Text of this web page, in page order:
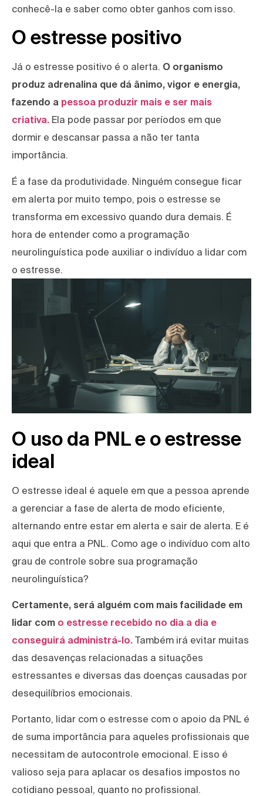
conhecê-la e saber como obter ganhos com isso.
O estresse positivo
Já o estresse positivo é o alerta. O organismo
produz adrenalina que dá ânimo, vigor e energia,
fazendo a pessoa produzir mais e ser mais
criativa. Ela pode passar por períodos em que
dormir e descansar passa a não ter tanta
importância.
É a fase da produtividade. Ninguém consegue ficar
em alerta por muito tempo, pois o estresse se
transforma em excessivo quando dura demais. É
hora de entender como a programação
neurolinguística pode auxiliar o indivíduo a lidar com
o estresse.
O uso da PNL e o estresse
ideal
O estresse ideal é aquele em que a pessoa aprende
a gerenciar a fase de alerta de modo eficiente,
alternando entre estar em alerta e sair de alerta. E é
aqui que entra a PNL. Como age o indivíduo com alto
grau de controle sobre sua programação
neurolinguística?
Certamente, será alguém com mais facilidade em
lidar com o estresse recebido no dia a dia e
conseguirá administrá-lo. Também irá evitar muitas
das desavenças relacionadas a situações
estressantes e diversas das doenças causadas por
desequilíbrios emocionais.
Portanto, lidar com o estresse com o apoio da PNL é
de suma importância para aqueles profissionais que
necessitam de autocontrole emocional. E isso é
valioso seja para aplacar os desafios impostos no
cotidiano pessoal, quanto no profissional.